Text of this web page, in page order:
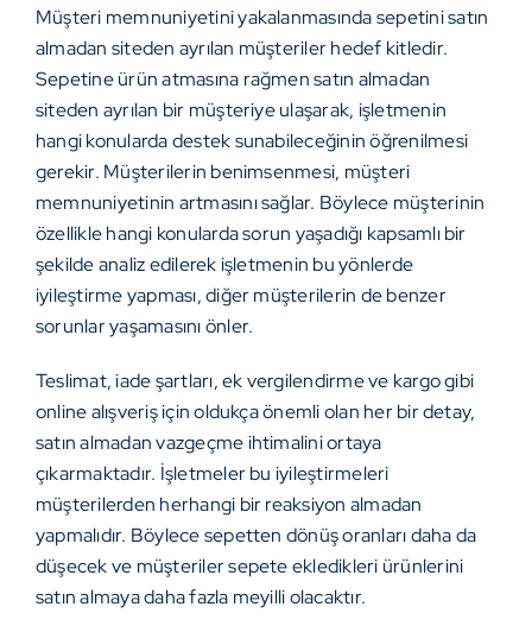
Müşteri memnuniyetini yakalanmasında sepetini satın
almadan siteden ayrılan müşteriler hedef kitledir.
Sepetine ürün atmasına rağmen satın almadan
siteden ayrılan bir müşteriye ulaşarak, işletmenin
hangi konularda destek sunabileceğinin öğrenilmesi
gerekir. Müşterilerin benimsenmesi, müşteri
memnuniyetinin artmasını sağlar. Böylece müşterinin
özellikle hangi konularda sorun yaşadığı kapsamlı bir
şekilde analiz edilerek işletmenin bu yönlerde
iyileştirme yapması, diğer müşterilerin de benzer
sorunlar yaşamasını önler.
Teslimat, iade şartları, ek vergilendirme ve kargo gibi
online alışveriş için oldukça önemli olan her bir detay,
satın almadan vazgeçme ihtimalini ortaya
çıkarmaktadır. İşletmeler bu iyileştirmeleri
müşterilerden herhangi bir reaksiyon almadan
yapmalıdır. Böylece sepetten dönüş oranları daha da
düşecek ve müşteriler sepete ekledikleri ürünlerini
satın almaya daha fazla meyilli olacaktır.